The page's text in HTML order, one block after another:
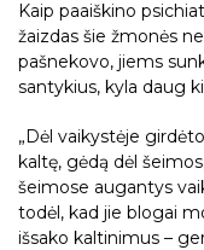
Kaip paaiškino
žaizdas šie žmonės
pašnekovo, jiems
santykius, kyla daug
„Dėl vaikystėje
kaltę, gėdą dėl
šeimose augantys
todėl, kad jie blogai
išsako kaltinimus –